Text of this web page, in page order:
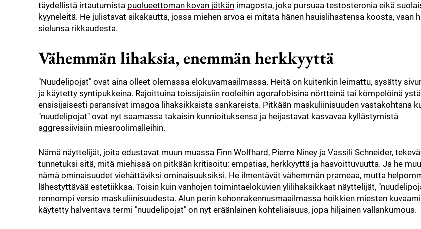
täydellistä irtautumista puolueettoman kovan jätkän imagosta, joka pursuaa testosteronia eikä
kyyneleitä. He julistavat aikakautta, jossa miehen arvoa ei mitata hänen hauislihastensa koosta, vaan
sielunsa rikkaudesta.
Vähemmän lihaksia, enemmän herkkyyttä
"Nuudelipojat" ovat aina olleet olemassa elokuvamaailmassa. Heitä on kuitenkin leimattu, sysätty
ja käytetty syntipukkeina. Rajoittuina toissijaisiin rooleihin agorafobisina nörtteinä tai kömpelöinä
ensisijaisesti paransivat imagoa lihaksikkaista sankareista. Pitkään maskuliinisuuden vastakohtana
"nuudelipojat" ovat nyt saamassa takaisin kunnioituksensa ja heijastavat kasvavaa kyllästymistä
aggressiivisiin miesroolimalleihin.
Nämä näyttelijät, joita edustavat muun muassa Finn Wolfhard, Pierre Niney ja Vassili Schneider,
tunnetuksi sitä, mitä miehissä on pitkään kritisoitu: empatiaa, herkkyyttä ja haavoittuvuutta. Ja he
nämä ominaisuudet viehättäviksi ominaisuuksiksi. He ilmentävät vähemmän prameaa, mutta
lähestyttävää estetiikkaa. Toisin kuin vanhojen toimintaelokuvien ylilihaksikkaat näyttelijät,
rennompi versio maskuliinisuudesta. Alun perin kehonrakennusmaailmassa hoikkien miesten
käytetty halventava termi "nuudelipojat" on nyt eräänlainen kohteliaisuus, jopa hiljainen vallankumous.